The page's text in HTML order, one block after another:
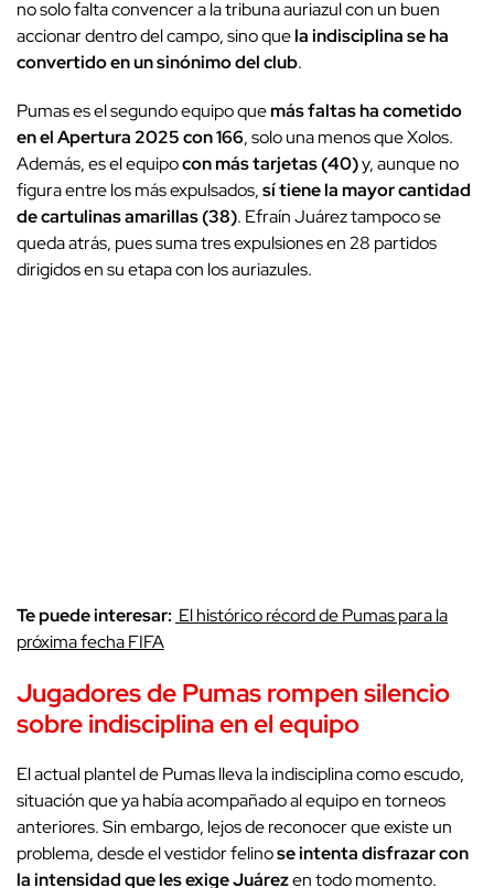
no solo falta convencer a la tribuna auriazul con un buen
accionar dentro del campo, sino quela indisciplina se ha
convertido en un sinónimo del club.
Pumas es el segundo equipo quemás faltas ha cometido
en el Apertura 2025 con 166, solo una menos que Xolos.
Además, es el equipocon más tarjetas (40)y, aunque no
figura entre los más expulsados,sí tiene la mayor cantidad
de cartulinas amarillas (38). Efraín Juárez tampoco se
queda atrás, pues suma tres expulsiones en 28 partidos
dirigidos en su etapa con los auriazules.
Te puede interesar: El histórico récord de Pumas para la
próxima fecha FIFA
Jugadores de Pumas rompen silencio
sobre indisciplina en el equipo
El actual plantel de Pumas lleva la indisciplina como escudo,
situación que ya había acompañado al equipo en torneos
anteriores. Sin embargo, lejos de reconocer que existe un
problema, desde el vestidor felinose intenta disfrazar con
la intensidad que les exige Juárezen todo momento.